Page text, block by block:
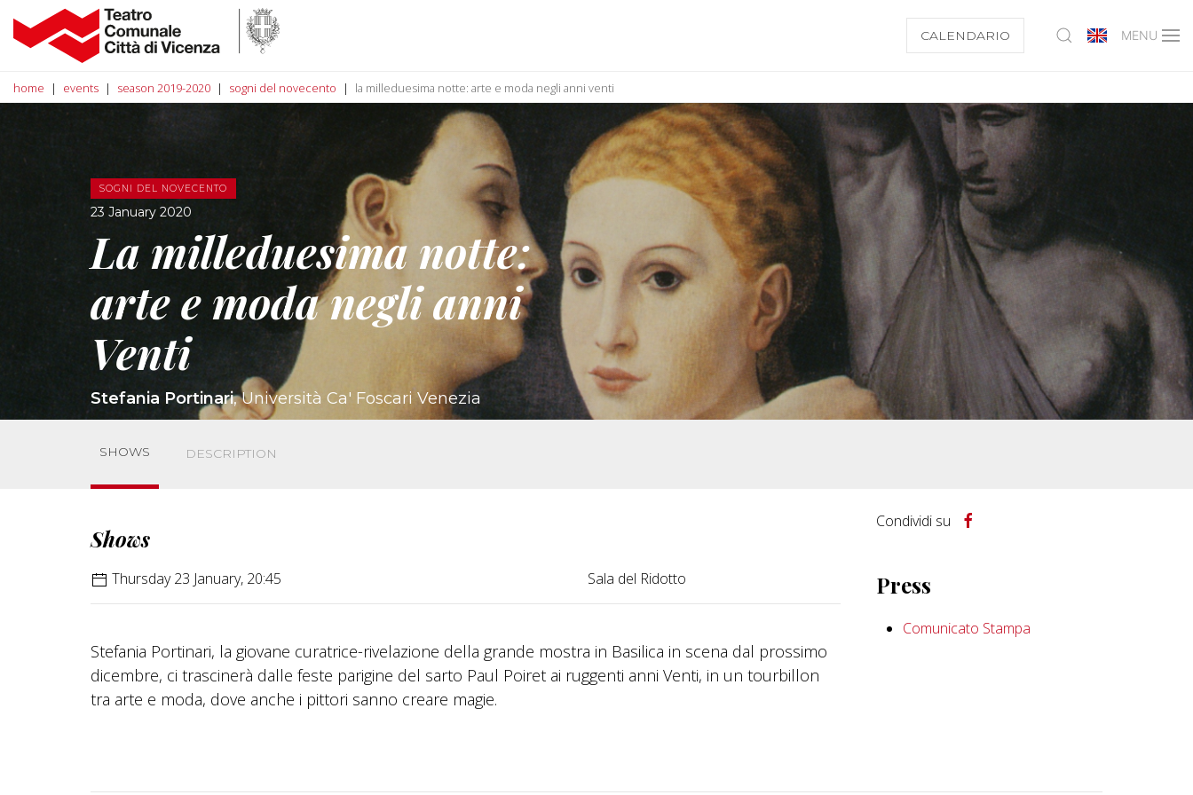
CALENDARIO MENU
home events season 2019-2020 sogni del novecento la milleduesima notte: arte e moda negli anni venti
SOGNI DEL NOVECENTO
23 January 2020
La milleduesima notte:
arte e moda negli anni
Venti
Stefania Portinari, Università Ca' Foscari Venezia
SHOWS DESCRIPTION
Shows
Thursday 23 January, 20:45 Sala del Ridotto
Stefania Portinari, la giovane curatrice-rivelazione della grande mostra in Basilica in scena dal prossimo
dicembre, ci trascinerà dalle feste parigine del sarto Paul Poiret ai ruggenti anni Venti, in un tourbillon
tra arte e moda, dove anche i pittori sanno creare magie.
Condividi su
Press
Comunicato Stampa